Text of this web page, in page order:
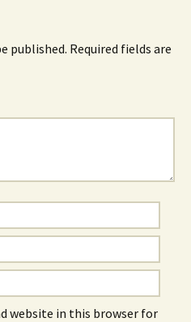
published. Required fields are
website in this browser for